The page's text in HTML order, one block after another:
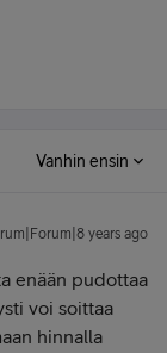
Vanhin ensin
years ago
enään pudottaa
voi soittaa
hinnalla